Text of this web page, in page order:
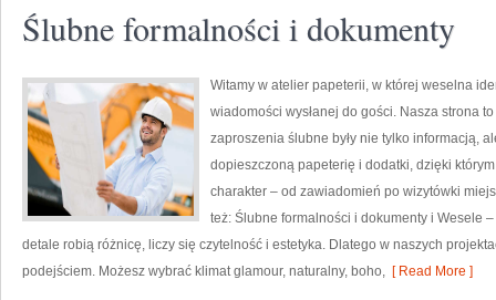
Ślubne formalności i dokumenty
Witamy w atelier papeterii, w której weselna
wiadomości wysłanej do gości. Nasza strona
zaproszenia ślubne były nie tylko informacją,
dopieszczoną papeterię i dodatki, dzięki
charakter – od zawiadomień po wizytówki
też: Ślubne formalności i dokumenty i Wesele
detale robią różnicę, liczy się czytelność i estetyka. Dlatego w naszych
podejściem. Możesz wybrać klimat glamour, naturalny, boho, [ Read More ]